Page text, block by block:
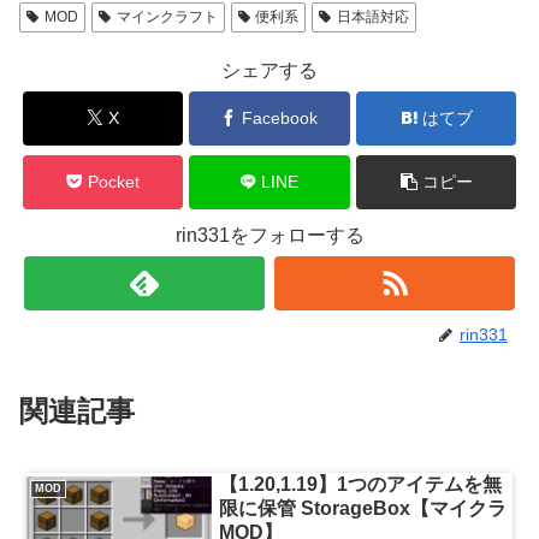
MOD
マインクラフト 便利系 日本語対応
シェアする
X Facebook はてブ
Pocket LINE コピー
rin331をフォローする
rin331
関連記事
MOD
【1.20,1.19】1つのアイテムを無
限に保管 StorageBox【マイクラ
MOD】